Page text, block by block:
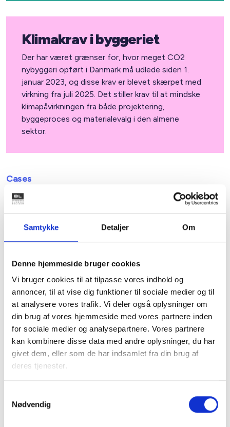
Samtykke Detaljer Om
Denne hjemmeside bruger cookies
Vi bruger cookies til at tilpasse vores indhold og
annoncer, til at vise dig funktioner til sociale medier og til
at analysere vores trafik. Vi deler også oplysninger om
din brug af vores hjemmeside med vores partnere inden
for sociale medier og analysepartnere. Vores partnere
kan kombinere disse data med andre oplysninger, du har
givet dem, eller som de har indsamlet fra din brug af
deres tjenester.
Nødvendig
Klimakrav i byggeriet
Der har været grænser for, hvor meget CO2
nybyggeri opført i Danmark må udlede siden 1.
januar 2023, og disse krav er blevet skærpet med
virkning fra juli 2025. Det stiller krav til at mindske
klimapåvirkningen fra både projektering,
byggeproces og materialevalg i den almene
sektor.
Cases
Et af Danmarks mest
klimavenlige byggerier
Læs om Fjordudsigten i Ringkøbing der består af
passivhuse, hvor klimaaftrykket er reduceret til en fjerdedel
af lovkravet. Energiudgifterne er lave. Beboere i bebyggelsen
beretter om et godt indeklima, om end der er kritikpunkter.
Boligforening nåede deres